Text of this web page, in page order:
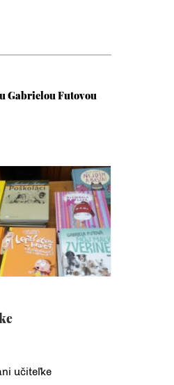
Gabrielou Futovou
učiteľke